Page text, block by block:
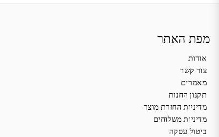
מפת האתר
אודות
צור קשר
מאמרים
תקנון החנות
מדיניות החזרת מוצר
מדיניות משלוחים
ביטול עסקה